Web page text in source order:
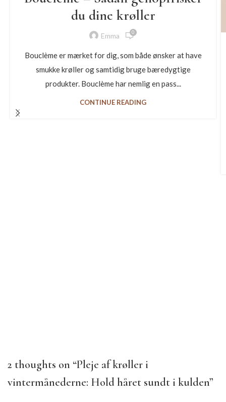
du dine krøller
Emma 0
Bouclème er mærket for dig, som både ønsker at have
smukke krøller og samtidig bruge bæredygtige
produkter. Bouclème har nemlig en pass...
CONTINUE READING
2 thoughts on “Pleje af krøller i
vintermånederne: Hold håret sundt i kulden”